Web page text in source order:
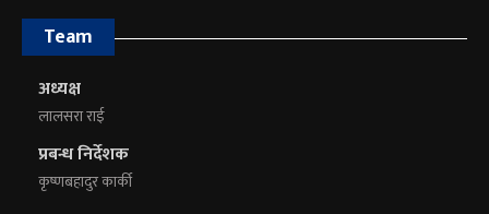
Team
अध्यक्ष
लालसरा राई
प्रबन्ध निर्देशक
कृष्णबहादुर कार्की